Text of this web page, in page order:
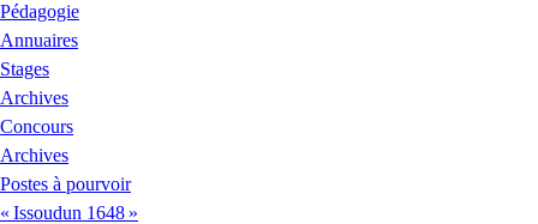
Pédagogie
Annuaires
Stages
Archives
Concours
Archives
Postes à pourvoir
« Issoudun 1648 »